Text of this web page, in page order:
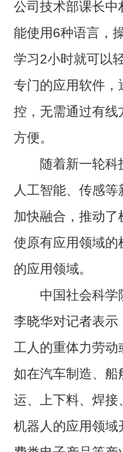
公司技术部课长中
能使用6种语言，
学习2小时就可以
专门的应用软件
控，无需通过有线
方便。
随着新一轮科技
人工智能、传感
加快融合，推动了
使原有应用领域
的应用领域。
中国社会科学
李晓华对记者表
工人的重体力劳动
如在汽车制造、船
运、上下料、焊接
机器人的应用领域